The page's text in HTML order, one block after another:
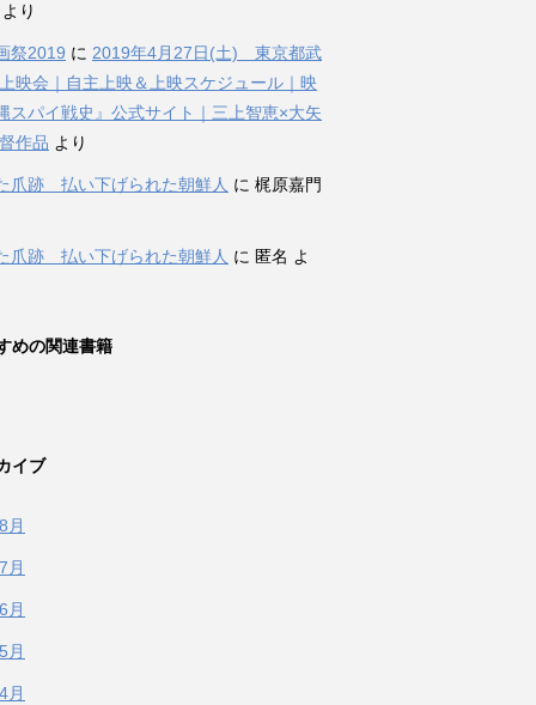
り
祭2019 に 2019年4月27日(土) 東京都武
映会｜自主上映＆上映スケジュール｜映
スパイ戦史』公式サイト｜三上智恵×大矢
作品 より
爪跡 払い下げられた朝鮮人 に 梶原嘉門
爪跡 払い下げられた朝鮮人 に 匿名 よ
めの関連書籍
イブ
月
月
月
月
月